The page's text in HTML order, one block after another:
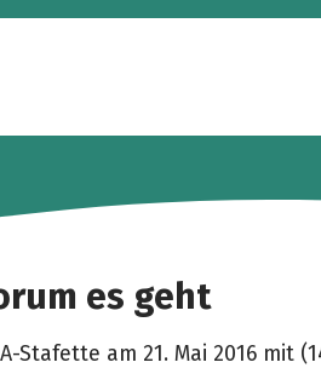
es geht
Stafette am 21. Mai 2016 mit